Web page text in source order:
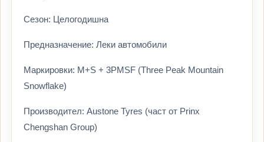
Сезон: Целогодишна
Предназначение: Леки автомобили
Маркировки: M+S + 3PMSF (Three Peak Mountain
Snowflake)
Производител: Austone Tyres (част от Prinx
Chengshan Group)